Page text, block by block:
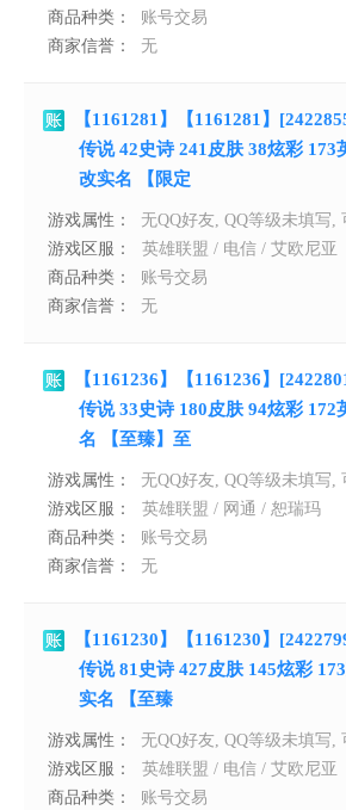
商品种类：
账号交易
商家信誉：
无
【1161281】【1161281】
传说 42史诗 241皮肤 38炫彩 173
改实名 【限定
游戏属性：
无QQ好友, QQ等级未填写,
游戏区服：
英雄联盟 / 电信 / 艾欧尼亚
商品种类：
账号交易
商家信誉：
无
【1161236】【1161236】
传说 33史诗 180皮肤 94炫彩 172
名 【至臻】至
游戏属性：
无QQ好友, QQ等级未填写,
游戏区服：
英雄联盟 / 网通 / 恕瑞玛
商品种类：
账号交易
商家信誉：
无
【1161230】【1161230】
传说 81史诗 427皮肤 145炫彩
实名 【至臻
游戏属性：
无QQ好友, QQ等级未填写,
游戏区服：
英雄联盟 / 电信 / 艾欧尼亚
商品种类：
账号交易